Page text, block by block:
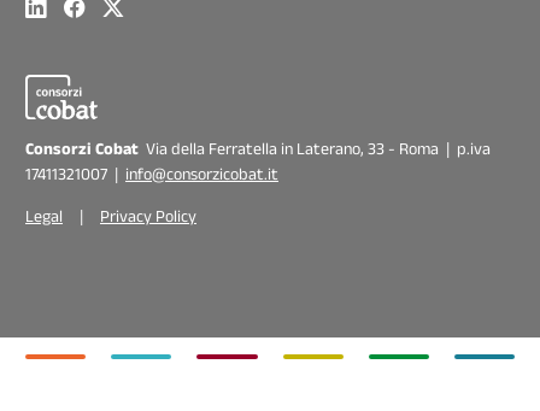
Consorzi Cobat Via della Ferratella in Laterano, 33 - Roma | p.iva
17411321007 | info@consorzicobat.it
Legal | Privacy Policy